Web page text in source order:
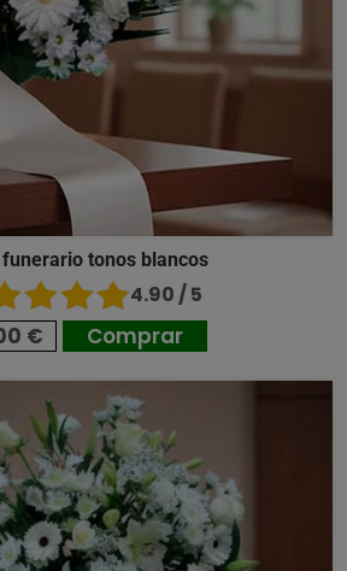
funerario tonos blancos
4.90 / 5
€ Comprar